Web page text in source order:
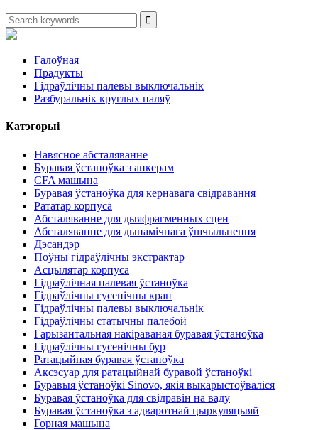
Галоўная
Прадукты
Гідраўлічны палевы выключальнік
Разбуральнік круглых паляў
Катэгорыі
Навясное абсталяванне
Буравая ўстаноўка з анкерам
CFA машына
Буравая ўстаноўка для кернавага свідравання
Рататар корпуса
Абсталяванне для дыяфрагменных сцен
Абсталяванне для дынамічнага ўшчыльнення
Дэсандэр
Поўны гідраўлічны экстрактар
Асцылятар корпуса
Гідраўлічная палевая ўстаноўка
Гідраўлічны гусенічны кран
Гідраўлічны палевы выключальнік
Гідраўлічны статычны палебой
Гарызантальная накіраваная буравая ўстаноўка
Гідраўлічны гусенічны бур
Ратацыйная буравая ўстаноўка
Аксэсуар для ратацыйнай буравой ўстаноўкі
Буравыя ўстаноўкі Sinovo, якія выкарыстоўваліся
Буравая ўстаноўка для свідравін на ваду
Буравая ўстаноўка з адваротнай цыркуляцыяй
Горная машына